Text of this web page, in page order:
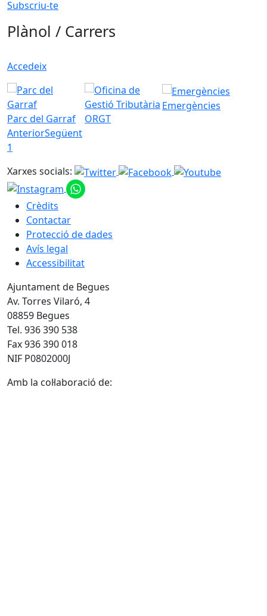
Subscriu-te
Plànol / Carrers
Accedeix
Parc del Garraf ORGT
Emergències
AnteriorSegüent
1
Xarxes socials:
Crèdits
Contactar
Protecció de dades
Avís legal
Accessibilitat
Ajuntament de Begues
Av. Torres Vilaró, 4
08859 Begues
Tel. 936 390 538
Fax 936 390 018
NIF P0802000J
Amb la col·laboració de: